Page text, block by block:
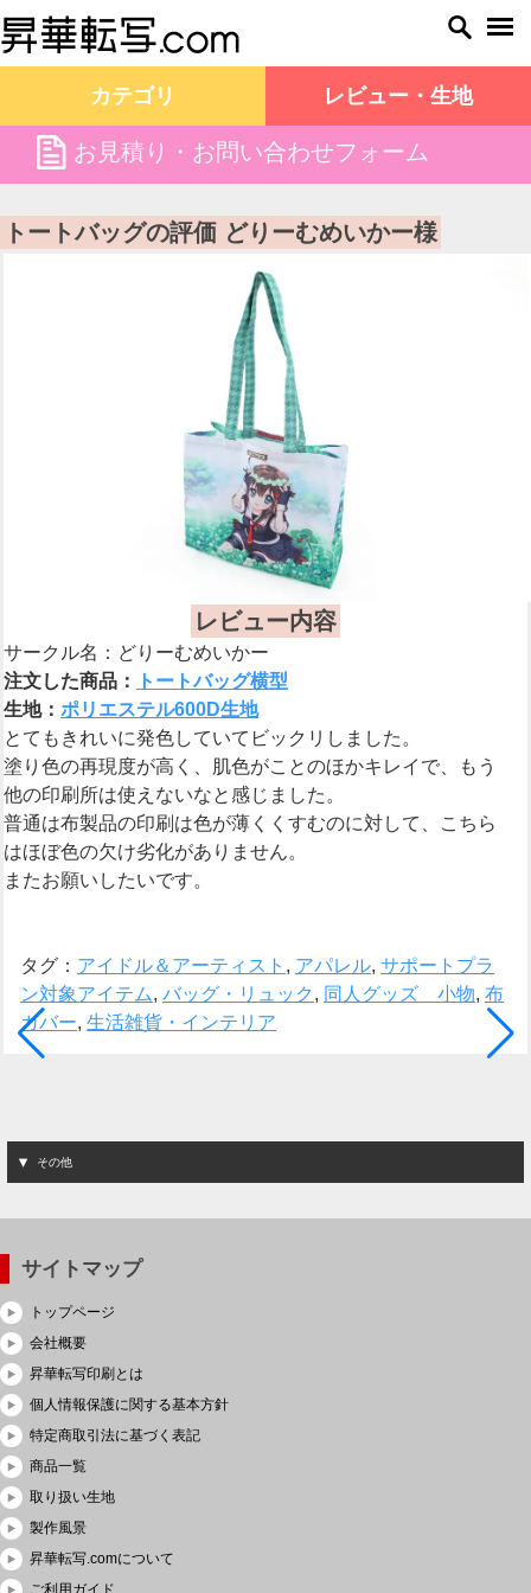
カテゴリ レビュー・生地
file お見積り・お問い合わせフォーム
昇華転写.com TOP お客様の声 トートバッグの評価 どりーむめいかー様
トートバッグの評価 どりーむめいかー様
レビュー内容
サークル名：どりーむめいかー
注文した商品：
トートバッグ横型
生地： ポリエステル600D生地
とてもきれいに発色していてビックリしました。
塗り色の再現度が高く、肌色がことのほかキレイで、もう
他の印刷所は使えないなと感じました。
普通は布製品の印刷は色が薄くくすむのに対して、こちら
はほぼ色の欠け劣化がありません。
またお願いしたいです。
タグ： アイドル＆アーティスト , アパレル, サポートプラ
ン対象アイテム, バッグ・リュック , 同人グッズ 小物, 布
カバー, 生活雑貨・インテリア
その他
サイトマップ
トップページ
会社概要
昇華転写印刷とは
個人情報保護に関する基本方針
特定商取引法に基づく表記
商品一覧
取り扱い生地
製作風景
昇華転写.comについて
ご利用ガイド